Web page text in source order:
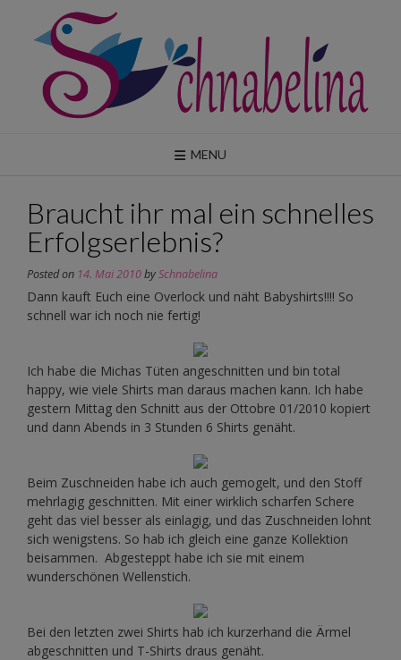
content
MENU
Braucht ihr mal ein schnelles
Erfolgserlebnis?
Posted on 14. Mai 2010bySchnabelina
Dann kauft Euch eine Overlock und näht Babyshirts!!!! So
schnell war ich noch nie fertig!
Ich habe die Michas Tüten angeschnitten und bin total
happy, wie viele Shirts man daraus machen kann. Ich habe
gestern Mittag den Schnitt aus der Ottobre 01/2010 kopiert
und dann Abends in 3 Stunden 6 Shirts genäht.
Beim Zuschneiden habe ich auch gemogelt, und den Stoff
mehrlagig geschnitten. Mit einer wirklich scharfen Schere
geht das viel besser als einlagig, und das Zuschneiden lohnt
sich wenigstens. So hab ich gleich eine ganze Kollektion
beisammen. Abgesteppt habe ich sie mit einem
wunderschönen Wellenstich.
Bei den letzten zwei Shirts hab ich kurzerhand die Ärmel
abgeschnitten und T-Shirts draus genäht.